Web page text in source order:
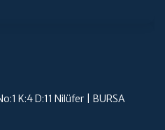
K:4 D:11 Nilüfer | BURSA